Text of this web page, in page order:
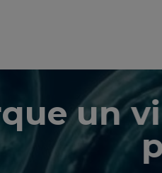
un